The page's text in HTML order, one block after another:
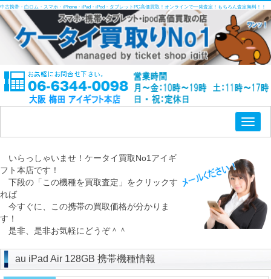
中古携帯・白ロム・スマホ・iPhone・iPad・iPod・タブレットPC高価買取！オンラインで一発査定！もちろん査定無料！！
いらっしゃいませ！ケータイ買取No1アイギ
フト本店です！
下段の「この機種を買取査定」をクリックす
れば
今すぐに、この携帯の買取価格が分かりま
す！
是非、是非お気軽にどうぞ＾＾
au iPad Air 128GB 携帯機種情報